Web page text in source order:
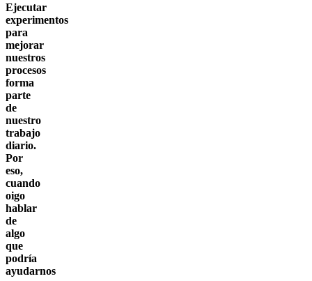
Ejecutar
experimentos
para
mejorar
nuestros
procesos
forma
parte
de
nuestro
trabajo
diario.
Por
eso,
cuando
oigo
hablar
de
algo
que
podría
ayudarnos